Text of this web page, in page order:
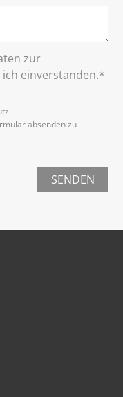
zur
einverstanden.*
absenden zu
SENDEN